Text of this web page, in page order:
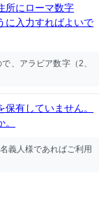
所にローマ数字
入力すればよいで
アラビア数字（2、
有していません。
義人様であればご利用